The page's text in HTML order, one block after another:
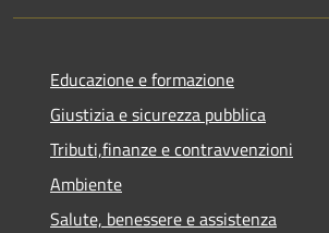
Educazione e formazione
Giustizia e sicurezza pubblica
Tributi,finanze e contravvenzioni
Ambiente
Salute, benessere e assistenza